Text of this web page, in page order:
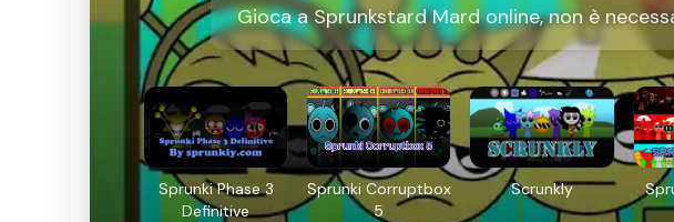
Gioca a Sprunkstard Mard online, non è
Sprunki Phase 3
Definitive
Sprunki Corruptbox
5
Scrunkly